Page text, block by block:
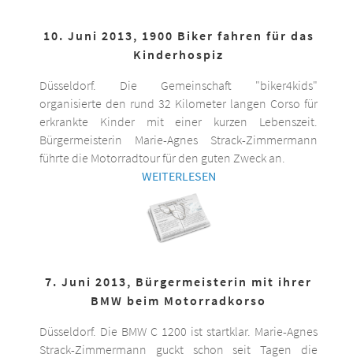
10. Juni 2013, 1900 Biker fahren für das
Kinderhospiz
Düsseldorf. Die Gemeinschaft "biker4kids"
organisierte den rund 32 Kilometer langen Corso für
erkrankte Kinder mit einer kurzen Lebenszeit.
Bürgermeisterin Marie-Agnes Strack-Zimmermann
führte die Motorradtour für den guten Zweck an.
WEITERLESEN
7. Juni 2013, Bürgermeisterin mit ihrer
BMW beim Motorradkorso
Düsseldorf. Die BMW C 1200 ist startklar. Marie-Agnes
Strack-Zimmermann guckt schon seit Tagen die